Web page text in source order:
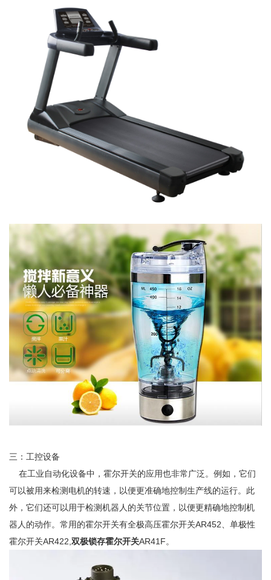
三：工控设备
在工业自动化设备中，霍尔开关的应用也非常广泛。例如，它们
可以被用来检测电机的转速，以便更准确地控制生产线的运行。此
外，它们还可以用于检测机器人的关节位置，以便更精确地控制机
器人的动作。常用的霍尔开关有全极高压霍尔开关AR452、单极性
霍尔开关AR422,双极锁存霍尔开关AR41F。